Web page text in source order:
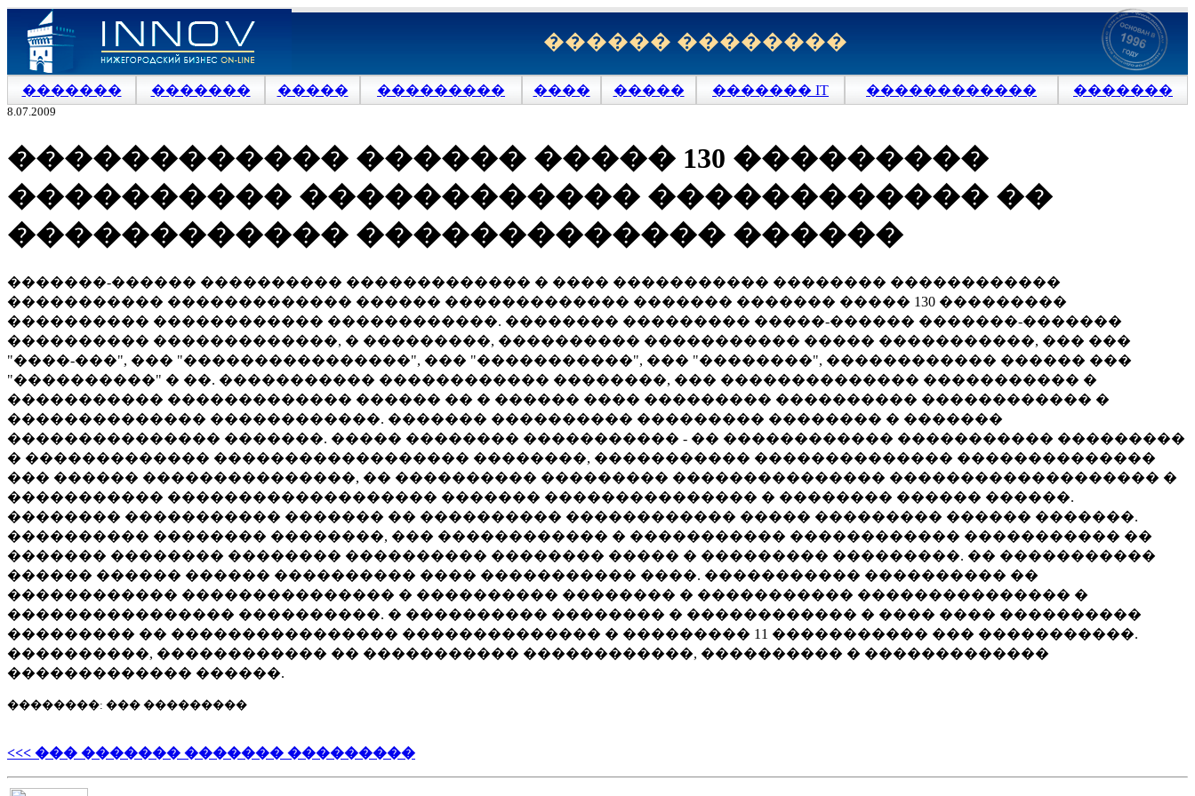
������ ��������
������� ������� ����� ��������� ���� ����� ������� IT ������������ �������
8.07.2009
������������ ������ ����� 130 ���������
���������� ������������ ������������ ��
������������ ������������� ������
�������-������ ���������� ������������� � ���� ����������� �������� ������������
����������� ������������� ������ ������������� ������� ������� ����� 130 ���������
���������� ������������ ������������. �������� ��������� �����-������ �������-�������
���������� �������������, � ���������, ���������� ����������� ����� �����������, ��� ���
"����-���", ��� "����������������", ��� "�����������", ��� "��������", ������������ ������ ���
"����������" � ��. ����������� ������������ ��������, ��� �������������� ����������� �
����������� ������������� ������ �� � ������ ���� ��������� ���������� ������������ �
�������������� ������������. ������� ���������� ��������� �������� � �������
��������������� �������. ����� �������� ����������� - �� ������������ ����������� ���������
� ������������� ������������������ ��������, ����������� �������������� ��������������
��� ������ ���������������, �� ���������� ��������� ��������������� ������������������� �
����������� ������������������� ������� ��������������� � �������� ������ ������.
�������� ����������� ������� �� ���������� ������������ ����� ��������� ������ �������.
���������� �������� ��������, ��� ������������ � ����������� ������������ ����������� ��
������� �������� �������� ���������� �������� ����� � ��������� ���������. �� �����������
������ ������ ������ ���������� ���� ����������� ����. ����������� ���������� ��
������������ ��������������� � ���������� �������� � ����������� ��������������� �
���������������� ����������. � ���������� �������� � ������������ � ���� ���� ����������
��������� �� ���������������� �������������� � ��������� 11 ����������� ��� �����������.
����������, ������������ �� ����������� ������������, ���������� � �������������
������������� ������.
��������: ��� ���������
<<< ��� ������� ������� ���������